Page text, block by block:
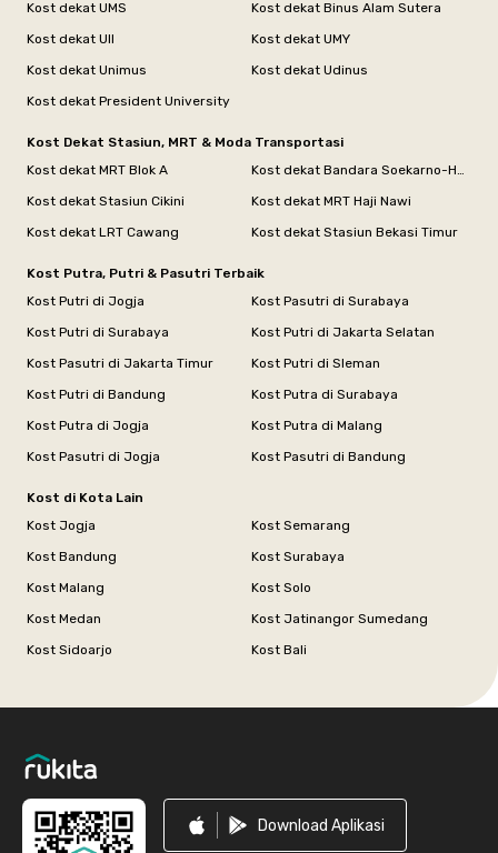
Kost dekat UMS
Kost dekat Binus Alam Sutera
Kost dekat UII
Kost dekat UMY
Kost dekat Unimus
Kost dekat Udinus
Kost dekat President University
Kost Dekat Stasiun, MRT & Moda Transportasi
Kost dekat MRT Blok A
Kost dekat Stasiun Cikini
Kost dekat MRT Haji Nawi
Kost dekat LRT Cawang
Kost dekat Stasiun Bekasi Timur
Kost Putra, Putri & Pasutri Terbaik
Kost Putri di Jogja
Kost Pasutri di Surabaya
Kost Putri di Surabaya
Kost Putri di Jakarta Selatan
Kost Pasutri di Jakarta Timur
Kost Putri di Sleman
Kost Putri di Bandung
Kost Putra di Surabaya
Kost Putra di Jogja
Kost Putra di Malang
Kost Pasutri di Jogja
Kost Pasutri di Bandung
Kost di Kota Lain
Kost Jogja
Kost Semarang
Kost Bandung
Kost Surabaya
Kost Malang
Kost Solo
Kost Medan
Kost Jatinangor Sumedang
Kost Sidoarjo
Kost Bali
Download Aplikasi